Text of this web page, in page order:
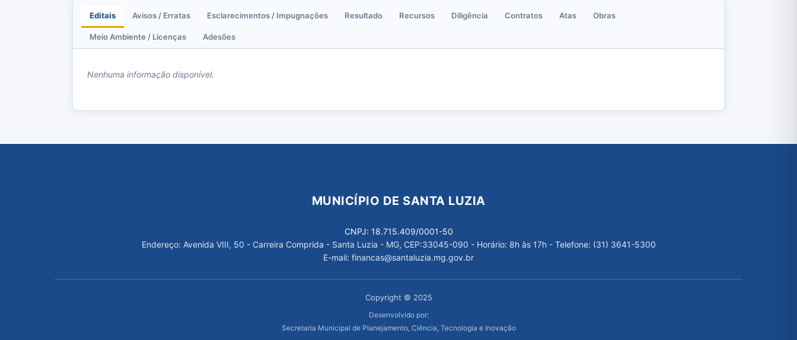
Editais Avisos / Erratas Esclarecimentos / Impugnações Resultado Recursos Diligência Contratos Atas Obras
Meio Ambiente / Licenças Adesões
Nenhuma informação disponível.
MUNICÍPIO DE SANTA LUZIA
CNPJ: 18.715.409/0001-50
Endereço: Avenida VIII, 50 - Carreira Comprida - Santa Luzia - MG, CEP:33045-090 - Horário: 8h às 17h - Telefone: (31) 3641-5300
E-mail: financas@santaluzia.mg.gov.br
Copyright © 2025
Desenvolvido por:
Secretaria Municipal de Planejamento, Ciência, Tecnologia e Inovação